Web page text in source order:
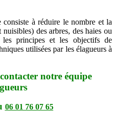
à réduire le nombre et la
des arbres, des haies ou
les principes et les objectifs de
utilisées par les élagueurs à
notre équipe
06 01 76 07 65